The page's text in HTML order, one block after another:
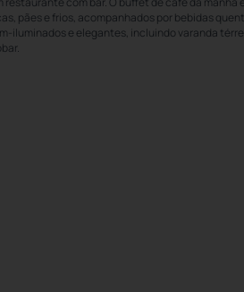
pães e frios, acompanhados por bebidas
iluminados e elegantes, incluindo varanda